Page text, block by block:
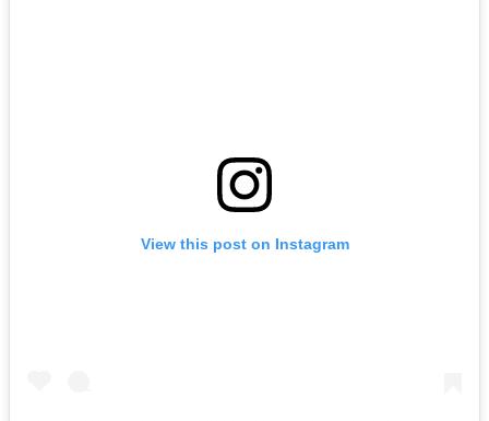
View this post on Instagram